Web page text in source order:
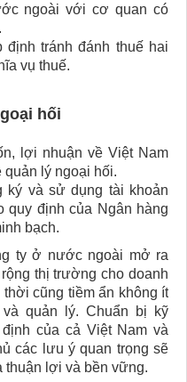
ngoài với cơ quan có
tránh đánh thuế hai
vụ thuế.
hối
lợi nhuận về Việt Nam
quản lý ngoại hối.
ký và sử dụng tài khoản
quy định của Ngân hàng
bạch.
ty ở nước ngoài mở ra
thị trường cho doanh
cũng tiềm ẩn không ít
quản lý. Chuẩn bị kỹ
của cả Việt Nam và
các lưu ý quan trọng sẽ
thuận lợi và bền vững.